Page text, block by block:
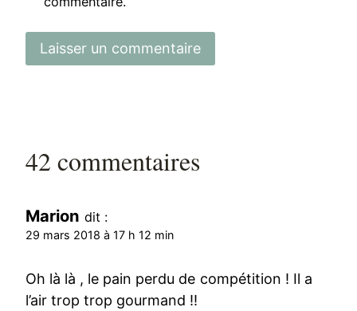
42 commentaires
Marion dit :
29 mars 2018 à 17 h 12 min
Oh là là , le pain perdu de compétition ! Il a
l’air trop trop gourmand !!